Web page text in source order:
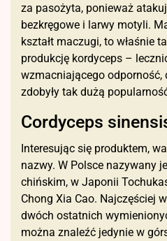
za pasożyta, ponieważ
bezkręgowe i larwy motyli.
kształt maczugi, to właśnie
produkcję kordyceps –
wzmacniającego odporność,
zdobyły tak dużą
Cordyceps
Interesując się produktem,
nazwy. W Polsce nazywany
chińskim, w Japonii
Chong Xia Cao. Najczęściej
dwóch ostatnich
można znaleźć jedynie w